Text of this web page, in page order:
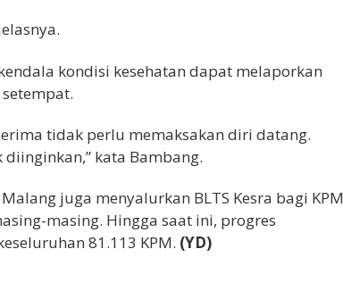
kondisi kesehatan dapat melaporkan
tidak perlu memaksakan diri datang.
kata Bambang.
juga menyalurkan BLTS Kesra bagi KPM
masing. Hingga saat ini, progres
81.113 KPM. (YD)